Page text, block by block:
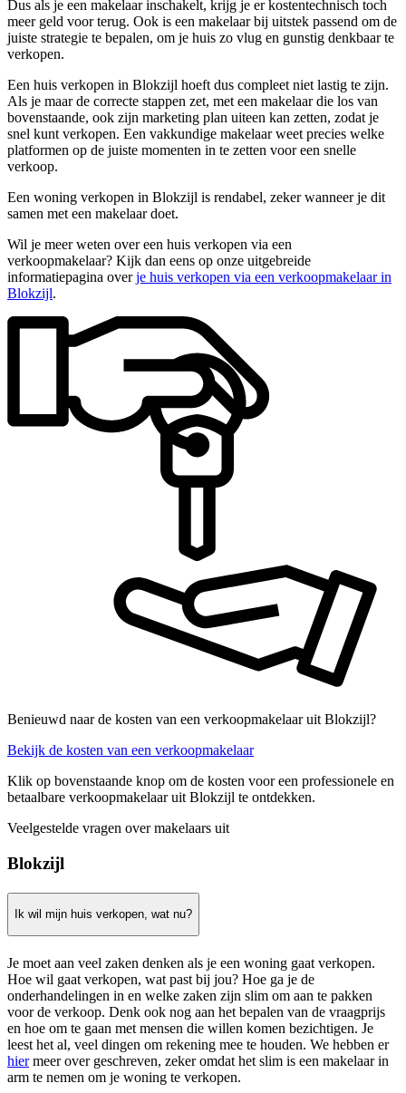
Dus als je een makelaar inschakelt, krijg je er kostentechnisch toch
meer geld voor terug. Ook is een makelaar bij uitstek passend om de
juiste strategie te bepalen, om je huis zo vlug en gunstig denkbaar te
verkopen.
Een huis verkopen in Blokzijl hoeft dus compleet niet lastig te zijn.
Als je maar de correcte stappen zet, met een makelaar die los van
bovenstaande, ook zijn marketing plan uiteen kan zetten, zodat je
snel kunt verkopen. Een vakkundige makelaar weet precies welke
platformen op de juiste momenten in te zetten voor een snelle
verkoop.
Een woning verkopen in Blokzijl is rendabel, zeker wanneer je dit
samen met een makelaar doet.
Wil je meer weten over een huis verkopen via een
verkoopmakelaar? Kijk dan eens op onze uitgebreide
informatiepagina overje huis verkopen via een verkoopmakelaar in
Blokzijl.
Benieuwd naar de kosten van een verkoopmakelaar uit Blokzijl?
Bekijk de kosten van een verkoopmakelaar
Klik op bovenstaande knop om de kosten voor een professionele en
betaalbare verkoopmakelaar uit Blokzijl te ontdekken.
Veelgestelde vragen over makelaars uit
Blokzijl
Ik wil mijn huis verkopen, wat nu?
Je moet aan veel zaken denken als je een woning gaat verkopen.
Hoe wil gaat verkopen, wat past bij jou? Hoe ga je de
onderhandelingen in en welke zaken zijn slim om aan te pakken
voor de verkoop. Denk ook nog aan het bepalen van de vraagprijs
en hoe om te gaan met mensen die willen komen bezichtigen. Je
leest het al, veel dingen om rekening mee te houden. We hebben er
hiermeer over geschreven, zeker omdat het slim is een makelaar in
arm te nemen om je woning te verkopen.